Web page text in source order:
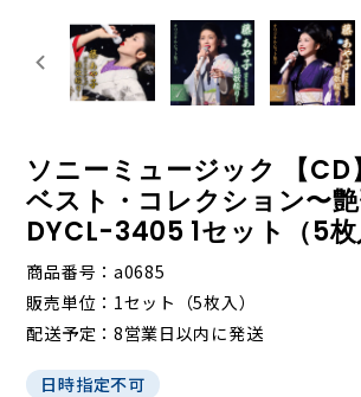
ソニーミュージック 【CD
ベスト・コレクション〜
DYCL-3405 1セット（5枚
商品番号
a0685
販売単位
1セット（5枚入）
配送予定
8営業日以内に発送
日時指定不可